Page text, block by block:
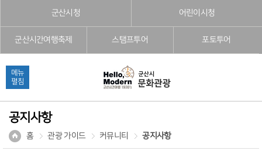
군산시청 어린이시청
군산시간여행축제 스탬프투어 포토투어
메뉴
펼침
공지사항
홈 관광 가이드 커뮤니티 공지사항